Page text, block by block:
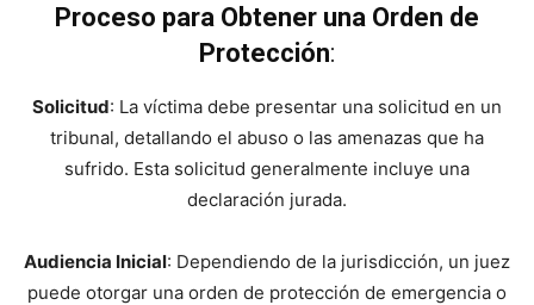
Proceso para Obtener una Orden de
Protección:
Solicitud: La víctima debe presentar una solicitud en un
tribunal, detallando el abuso o las amenazas que ha
sufrido. Esta solicitud generalmente incluye una
declaración jurada.
Audiencia Inicial: Dependiendo de la jurisdicción, un juez
puede otorgar una orden de protección de emergencia o